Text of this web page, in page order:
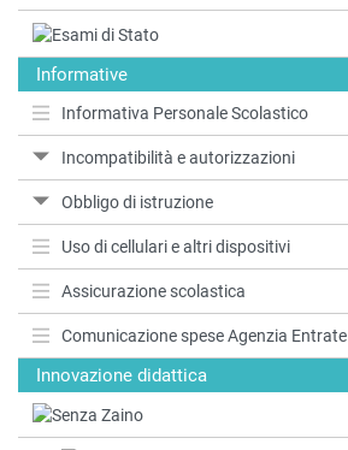
Informative
Informativa Personale Scolastico
Incompatibilità e autorizzazioni
Obbligo di istruzione
Uso di cellulari e altri dispositivi
Assicurazione scolastica
Comunicazione spese Agenzia Entrate
Innovazione didattica